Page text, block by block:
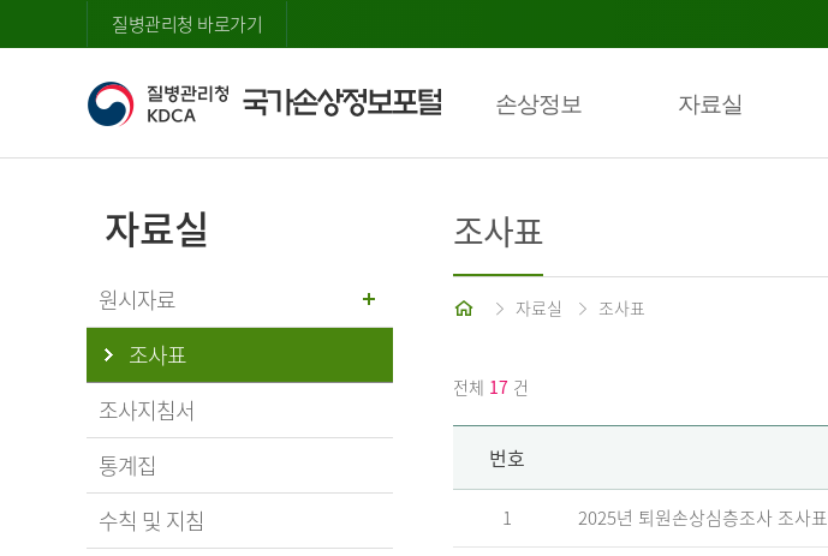
질병관리청 바로가기
손상정보 자료실
자료실
원시자료
조사표
조사지침서
통계집
수칙 및 지침
조사표
홈 자료실 조사표
전체 17 건
번호
1 2025년 퇴원손상심층조사 조사표